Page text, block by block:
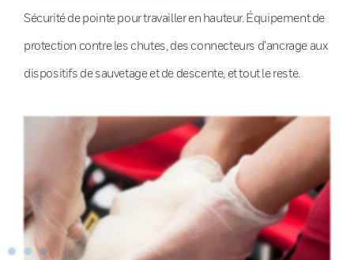
Sécurité de pointe pour travailler en hauteur. Équipement de
protection contre les chutes, des connecteurs d’ancrage aux
dispositifs de sauvetage et de descente, et tout le reste.